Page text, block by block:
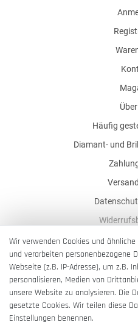
Häufig
Diamant- und
Wir verwenden Cookies und
und verarbeiten personenbezogene
Webseite (z.B. IP-Adresse), um z.B.
personalisieren, Medien von
unsere Website zu analysieren. Die
gesetzte Cookies. Wir teilen diese
Einstellungen benennen.